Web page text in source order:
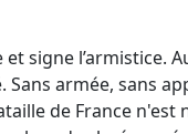
et signe
armée, sans
de France